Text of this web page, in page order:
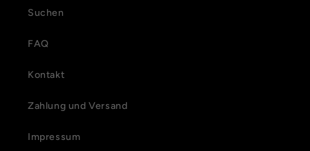
Suchen
FAQ
Kontakt
Zahlung und Versand
Impressum